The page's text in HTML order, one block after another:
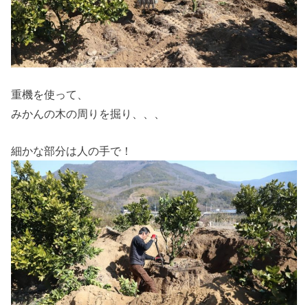
重機を使って、
みかんの木の周りを掘り、、、
細かな部分は人の手で！